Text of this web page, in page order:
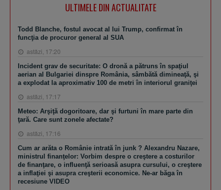
ULTIMELE DIN ACTUALITATE
Todd Blanche, fostul avocat al lui Trump, confirmat în
funcţia de procuror general al SUA
astăzi, 17:20
Incident grav de securitate: O dronă a pătruns în spaţiul
aerian al Bulgariei dinspre România, sâmbătă dimineaţă, şi
a explodat la aproximativ 100 de metri în interiorul graniţei
astăzi, 17:17
Meteo: Arşiţă dogoritoare, dar şi furtuni în mare parte din
ţară. Care sunt zonele afectate?
astăzi, 17:16
Cum ar arăta o Românie intrată în junk ? Alexandru Nazare,
ministrul finanţelor: Vorbim despre o creştere a costurilor
de finanţare, o influenţă serioasă asupra cursului, o creştere
a inflaţiei şi asupra creşterii economice. Ne-ar băga în
recesiune VIDEO